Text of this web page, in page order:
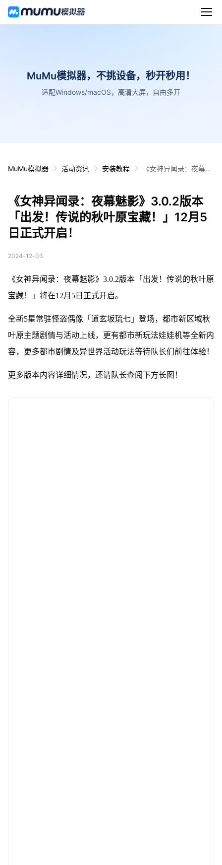
MuMu模拟器，不挑设备，秒开秒用！
适配Windows/macOS，高清大屏，自由多开
MuMu模拟器 活动资讯 安装教程
《女神异闻录：夜幕魅
藏！」12月5日正式开
启！
《女神异闻录：夜幕魅影》3.0.2版本
「出发！传说的秋叶原宝藏！」12月5
日正式开启！
2024-12-03
《女神异闻录：夜幕魅影》3.0.2版本「出发！传说的秋叶原
宝藏！」将在12月5日正式开启。
全新5星常驻怪盗偶像「道玄坂琉七」登场，都市新区域秋
叶原主题剧情与活动上线，更有都市新玩法娃娃机等全新内
容，更多都市剧情及异世界活动玩法等待队长们前往体验！
更多版本内容详细情况，还请队长查阅下方长图！